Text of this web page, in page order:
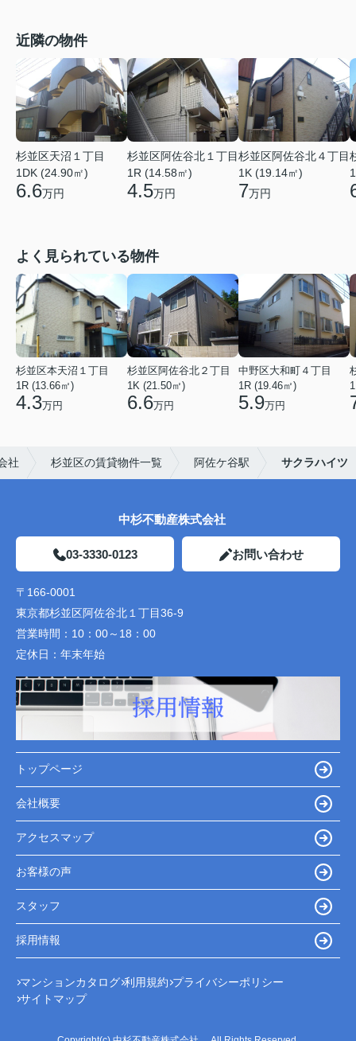
近隣の物件
杉並区天沼１丁目
1DK (24.90㎡)
6.6万円
杉並区阿佐谷北１丁目
1R (14.58㎡)
4.5万円
杉並区阿佐谷北４丁目
1K (19.14㎡)
7万円
よく見られている物件
杉並区本天沼１丁目
1R (13.66㎡)
4.3万円
杉並区阿佐谷北２丁目
1K (21.50㎡)
6.6万円
中野区大和町４丁目
1R (19.46㎡)
5.9万円
社 杉並区の賃貸物件一覧 阿佐ケ谷駅 サクラハイツ
中杉不動産株式会社
03-3330-0123 お問い合わせ
〒166-0001
東京都杉並区阿佐谷北１丁目36-9
営業時間： 10：00～18：00
定休日： 年末年始
トップページ
会社概要
アクセスマップ
お客様の声
スタッフ
採用情報
マンションカタログ 利用規約 プライバシーポリシー
サイトマップ